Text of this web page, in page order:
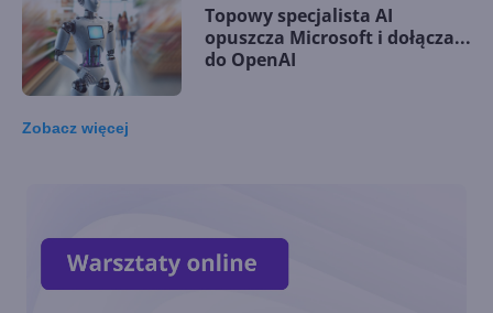
Topowy specjalista AI
opuszcza Microsoft i dołącza...
do OpenAI
Zobacz więcej